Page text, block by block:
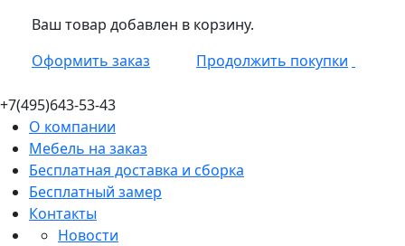
Ваш товар добавлен в корзину.
Оформить заказ
Продолжить покупки
+7(495)643-53-43
О компании
Мебель на заказ
Бесплатная доставка и сборка
Бесплатный замер
Контакты
Новости